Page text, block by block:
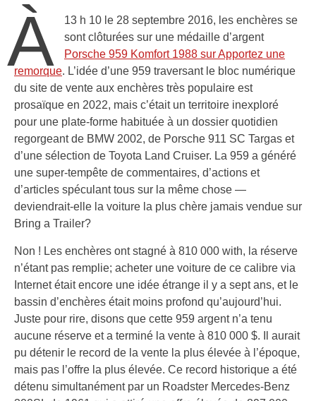
À
13 h 10 le 28 septembre 2016, les enchères se
sont clôturées sur une médaille d’argent
Porsche 959 Komfort 1988 sur Apportez une
remorque. L’idée d’une 959 traversant le bloc numérique
du site de vente aux enchères très populaire est
prosaïque en 2022, mais c’était un territoire inexploré
pour une plate-forme habituée à un dossier quotidien
regorgeant de BMW 2002, de Porsche 911 SC Targas et
d’une sélection de Toyota Land Cruiser. La 959 a généré
une super-tempête de commentaires, d’actions et
d’articles spéculant tous sur la même chose —
deviendrait-elle la voiture la plus chère jamais vendue sur
Bring a Trailer?
Non ! Les enchères ont stagné à 810 000 with, la réserve
n’étant pas remplie; acheter une voiture de ce calibre via
Internet était encore une idée étrange il y a sept ans, et le
bassin d’enchères était moins profond qu’aujourd’hui.
Juste pour rire, disons que cette 959 argent n’a tenu
aucune réserve et a terminé la vente à 810 000 $. Il aurait
pu détenir le record de la vente la plus élevée à l’époque,
mais pas l’offre la plus élevée. Ce record historique a été
détenu simultanément par un Roadster Mercedes-Benz